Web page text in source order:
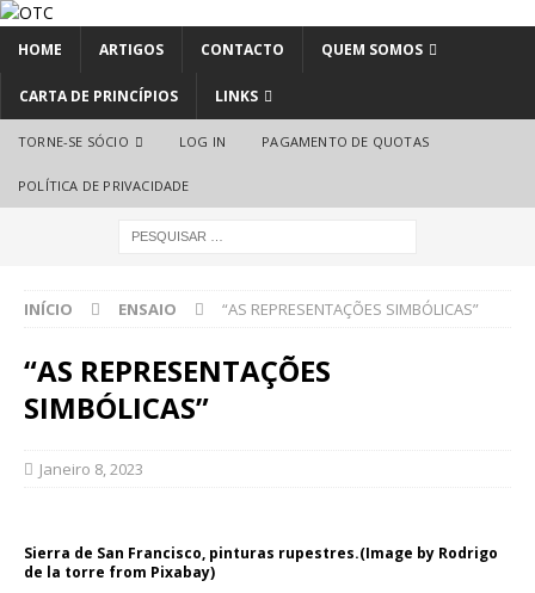
HOME ARTIGOS CONTACTO QUEM SOMOS
CARTA DE PRINCÍPIOS LINKS
TORNE-SE SÓCIO LOG IN PAGAMENTO DE QUOTAS
POLÍTICA DE PRIVACIDADE
INÍCIO ENSAIO “AS REPRESENTAÇÕES SIMBÓLICAS”
“AS REPRESENTAÇÕES
SIMBÓLICAS”
Janeiro 8, 2023
Sierra de San Francisco, pinturas rupestres.(Image by Rodrigo
de la torre from Pixabay)